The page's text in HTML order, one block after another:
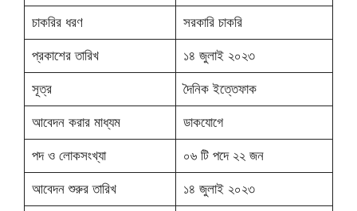
চাকরির ধরণ সরকারি চাকরি
প্রকাশের তারিখ ১৪ জুলাই ২০২৩
সূত্র দৈনিক ইত্তেফাক
আবেদন করার মাধ্যম ডাকযোগে
পদ ও লোকসংখ্যা ০৬ টি পদে ২২ জন
আবেদন শুরুর তারিখ ১৪ জুলাই ২০২৩